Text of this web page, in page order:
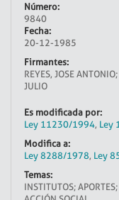
Número:
9840
Fecha:
20-12-1985
Firmantes:
REYES, JOSE
JULIO
Es modificada por:
Ley 11230/1994, Ley
Modifica a:
Ley 8288/1978, Ley
Temas:
INSTITUTOS;